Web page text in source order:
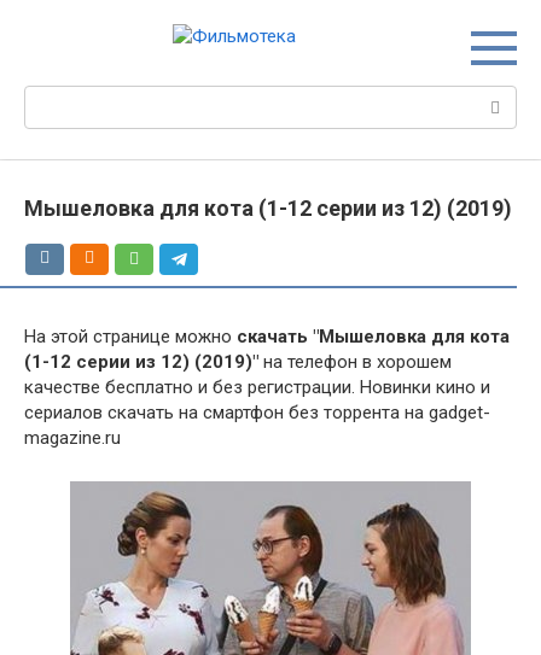
Мышеловка для кота (1-12 серии из 12) (2019)
На этой странице можно скачать "Мышеловка для кота
(1-12 серии из 12) (2019)" на телефон в хорошем
качестве бесплатно и без регистрации. Новинки кино и
сериалов скачать на смартфон без торрента на gadget-
magazine.ru